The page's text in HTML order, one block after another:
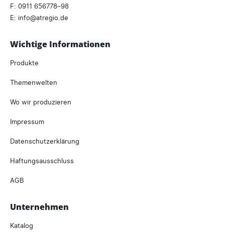
F: 0911 656778–98
E: info atregio. de
Wichtige Informationen
Produkte
Themenwelten
Wo wir produzieren
Impressum
Datenschutzerklärung
Haftungsausschluss
AGB
Unternehmen
Katalog